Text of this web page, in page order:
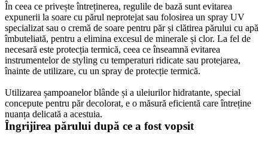
În ceea ce privește întreținerea, regulile de bază sunt evitarea
expunerii la soare cu părul neprotejat sau folosirea un spray UV
specializat sau o cremă de soare pentru păr și clătirea părului cu apă
îmbuteliată, pentru a elimina excesul de minerale și clor. La fel de
necesară este protecția termică, ceea ce înseamnă evitarea
instrumentelor de styling cu temperaturi ridicate sau protejarea,
înainte de utilizare, cu un spray de protecție termică.
Utilizarea șampoanelor blânde și a uleiurilor hidratante, special
concepute pentru păr decolorat, e o măsură eficientă care întreține
nuanța delicată a acestuia.
Îngrijirea părului după ce a fost vopsit